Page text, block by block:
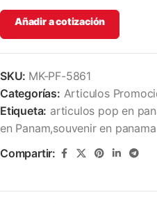
Añadir a cotización
SKU: MK-PF-5861
Categorías: Articulos
Etiqueta: articulos pop en
en Panam,souvenir en panama
Compartir: